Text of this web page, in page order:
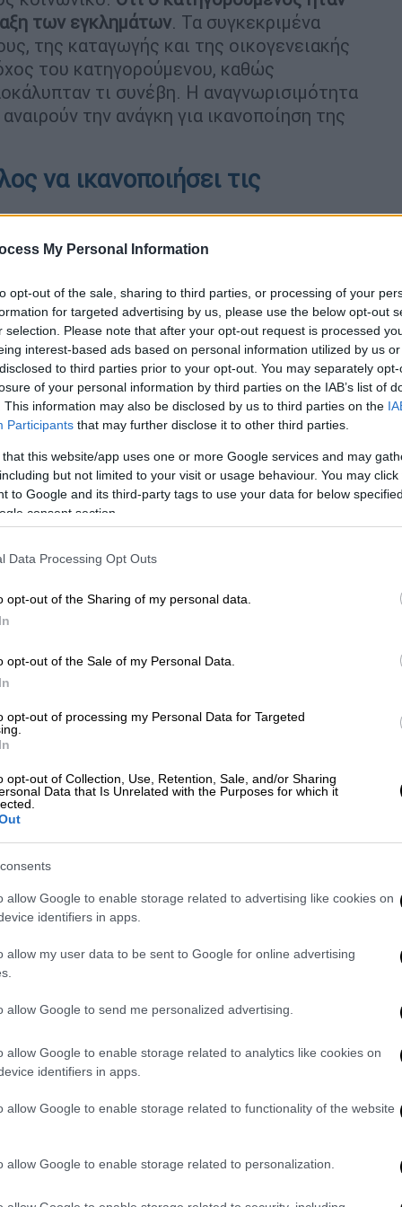
My Personal Information
opt-out of the sale, sharing to third parties, or processing of your
for targeted advertising by us, please use the below opt-out
selection. Please note that after your opt-out request is processed
interest-based ads based on personal information utilized by us
to third parties prior to your opt-out. You may separately
of your personal information by third parties on the IAB’s list of
This information may also be disclosed by us to third parties on the
Participants that may further disclose it to other third parties.
that this website/app uses one or more Google services and may
but not limited to your visit or usage behaviour. You may
to Google and its third-party tags to use your data for below
consent section.
Data Processing Opt Outs
opt-out of the Sharing of my personal data.
opt-out of the Sale of my Personal Data.
opt-out of processing my Personal Data for Targeted
opt-out of Collection, Use, Retention, Sale, and/or Sharing
Data that Is Unrelated with the Purposes for which it
allow Google to enable storage related to advertising like cookies on
identifiers in apps.
allow my user data to be sent to Google for online advertising
allow Google to send me personalized advertising.
allow Google to enable storage related to analytics like cookies on
identifiers in apps.
allow Google to enable storage related to functionality of the website
allow Google to enable storage related to personalization.
των εγκλημάτων. Τα συγκεκριμένα
της καταγωγής και της οικογενειακής
του κατηγορούμενου, καθώς
τι συνέβη. Η αναγνωρισιμότητα
την ανάγκη για ικανοποίηση της
να ικανοποιήσει τις
είναι οδόλος
Κοινό χαρακτηριστικό των παθόντων
περιβάλλον τους. Καλλιεργούσε
επαγγελματική εξέλιξη λόγω των
του Δημήτρη Λιγνάδη, ανάφερε ότιδεν
βάρος του, αλλά ακόμα και αν γίνει δεκτός
δεν είναι αρκετός.
που να οδηγήσει στις κατηγορία» ενώ
να στραφούν κατά της υπουργού
σε σκευωρία». Ο κατηγορούμενος
του
δεν είχε δεχθεί ο
του υποστήριξε ότι
δεν γνωρίζει καν τους
διευθυντής του Εθνικού Θεάτρου,
«Μπορεί να κολακεύτηκα, να
υποσχέσεις, να είχα μια υπερβολή
αλλά δεν κατηγορούμαι εδώ για
σε αυτό τον τομέα, αλλά βιαστής δεν
στην καταγγελία του δεύτερου μηνυτή,
«Στις Βάκχες η Ν.Ε. είχε ένα
Ερχόταν συνεχώς μαζί μας. Μια μέρα
μου “λίγο φαντεζί προσωπικότητα”, τον
Η N. μου είχε ζητήσει να
για να του κάνω αρχαία γιατί είχε
με τον Πρόεδρο:
ειδικά σε όσους ήταν κενοί αυτής.